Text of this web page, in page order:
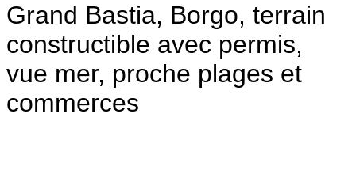
Grand Bastia, Borgo, terrain
constructible avec permis,
vue mer, proche plages et
commerces